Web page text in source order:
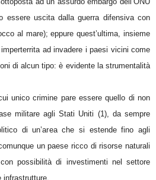
essere uscita dalla guerra difensiva con
al mare); eppure quest’ultima, insieme
ad invadere i paesi vicini come
di alcun tipo: è evidente la strumentalità
unico crimine pare essere quello di non
militare agli Stati Uniti (1), da sempre
di un’area che si estende fino agli
un paese ricco di risorse naturali
possibilità di investimenti nel settore